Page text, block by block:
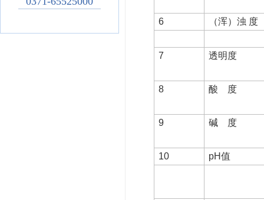
6 （浑）浊 度
7 透明度
8 酸 度
9 碱 度
10 pH值